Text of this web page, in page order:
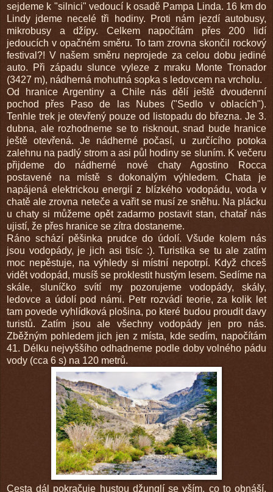
sejdeme k "silnici" vedoucí k osadě Pampa Linda. 16 km do
Lindy jdeme necelé tři hodiny. Proti nám jezdí autobusy,
mikrobusy a džípy. Celkem napočítám přes 200 lidí
jedoucích v opačném směru. To tam zrovna skončil rockový
festival?! V našem směru neprojede za celou dobu jediné
auto. Při západu slunce vyleze z mraku Monte Tronador
(3427 m), nádherná mohutná sopka s ledovcem na vrcholu.
Od hranice Argentiny a Chile nás dělí ještě dvoudenní
pochod přes Paso de las Nubes ("Sedlo v oblacích").
Tenhle trek je otevřený pouze od listopadu do března. Je 3.
dubna, ale rozhodneme se to risknout, snad bude hranice
ještě otevřená. Je nádherné počasí, u zurčícího potoka
zalehnu na padlý strom a asi půl hodiny se sluním. K večeru
přijdeme do nádherné nové chaty Agostino Rocca
postavené na místě s dokonalým výhledem. Chata je
napájená elektrickou energií z blízkého vodopádu, voda v
chatě ale zrovna neteče a vařit se musí ze sněhu. Na plácku
u chaty si můžeme opět zadarmo postavit stan, chatař nás
ujistí, že přes hranice se zítra dostaneme.
Ráno schází pěšinka prudce do údolí. Všude kolem nás
jsou vodopády, je jich asi tisíc :). Turistika se tu ale zatím
moc nepěstuje, na výhledy si místní nepotrpí. Když chceš
vidět vodopád, musíš se proklestit hustým lesem. Sedíme na
skále, sluníčko svítí my pozorujeme vodopády, skály,
ledovce a údolí pod námi. Petr rozvádí teorie, za kolik let
tam povede vyhlídková plošina, po které budou proudit davy
turistů. Zatím jsou ale všechny vodopády jen pro nás.
Zběžným pohledem jich jen z místa, kde sedím, napočítám
41. Délku nejvyššího odhadneme podle doby volného pádu
vody (cca 6 s) na 120 metrů.
Cesta dál pokračuje hustou džunglí se vším, co to obnáší.